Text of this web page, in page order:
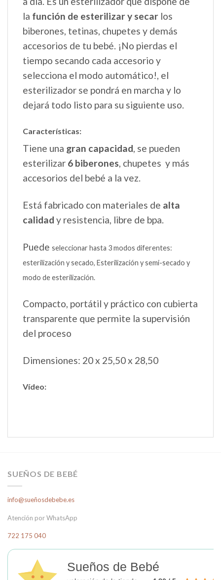
la función de esterilizar y secar los
biberones, tetinas, chupetes y demás
accesorios de tu bebé. ¡No pierdas el
tiempo secando cada accesorio y
selecciona el modo automático!, el
esterilizador se pondrá en marcha y lo
dejará todo listo para su siguiente uso.
Características:
Tiene una gran capacidad, se pueden
esterilizar 6 biberones, chupetes y más
accesorios del bebé a la vez.
Está fabricado con materiales de alta
calidad y resistencia, libre de bpa.
Puede seleccionar hasta 3 modos diferentes:
esterilización y secado, Esterilización y semi-secado y
modo de esterilización.
Compacto, portátil y práctico con cubierta
transparente que permite la supervisión
del proceso
Dimensiones: 20 x 25,50 x 28,50
Vídeo:
SUEÑOS DE BEBÉ
info@sueñosdebebe.es
Atención por WhatsApp
722 175 040
Sueños de Bebé